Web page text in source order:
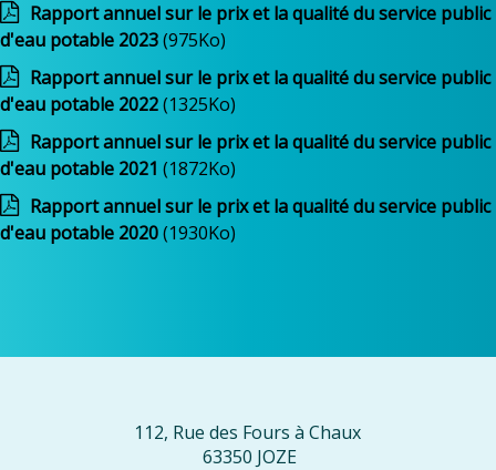
Rapport annuel sur le prix et la qualité du service public
d'eau potable 2023(975Ko)
Rapport annuel sur le prix et la qualité du service public
d'eau potable 2022(1325Ko)
Rapport annuel sur le prix et la qualité du service public
d'eau potable 2021 (1872Ko)
Rapport annuel sur le prix et la qualité du service public
d'eau potable 2020(1930Ko)
112, Rue des Fours à Chaux
63350 JOZE